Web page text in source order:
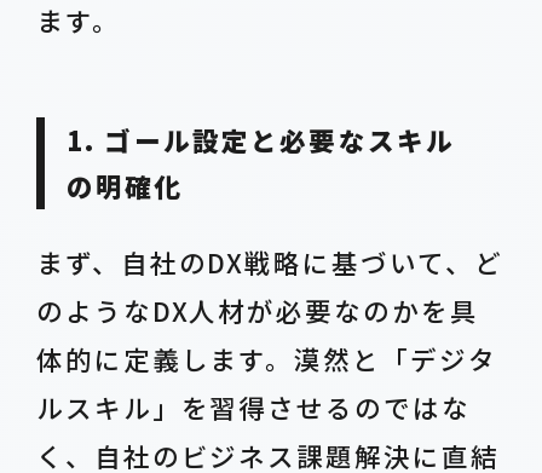
ます。
1. ゴール設定と必要なスキル
の明確化
まず、自社のDX戦略に基づいて、ど
のようなDX人材が必要なのかを具
体的に定義します。漠然と「デジタ
ルスキル」を習得させるのではな
く、自社のビジネス課題解決に直結